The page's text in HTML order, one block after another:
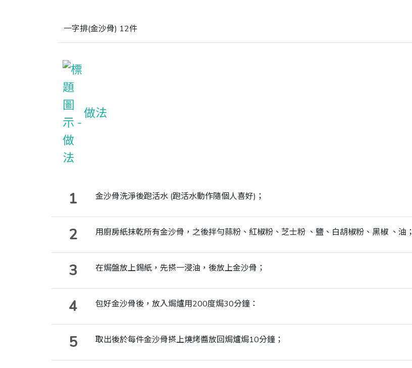
一字排(金沙骨) 12件
做法
1 金沙骨洗淨後跑活水 (跑活水動作隨個人喜好)；
2 用廚房紙抹乾所有金沙骨，之後拌勻蒜粉、紅椒粉、芝士粉 、鹽、白胡椒粉、黑椒 、油；
3 在焗盤放上錫紙，先搽一浸油，後放上金沙骨；
4 包好金沙骨後，放入焗爐用200度焗30分鐘：
5 取出後於每件金沙骨搽上燒烤醬放回焗爐焗10分鐘；